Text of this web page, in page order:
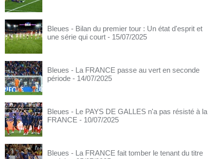
Bleues - Bilan du premier tour : Un état d'esprit et
une série qui court - 15/07/2025
Bleues - La FRANCE passe au vert en seconde
période - 14/07/2025
Bleues - Le PAYS DE GALLES n'a pas résisté à la
FRANCE - 10/07/2025
Bleues - La FRANCE fait tomber le tenant du titre